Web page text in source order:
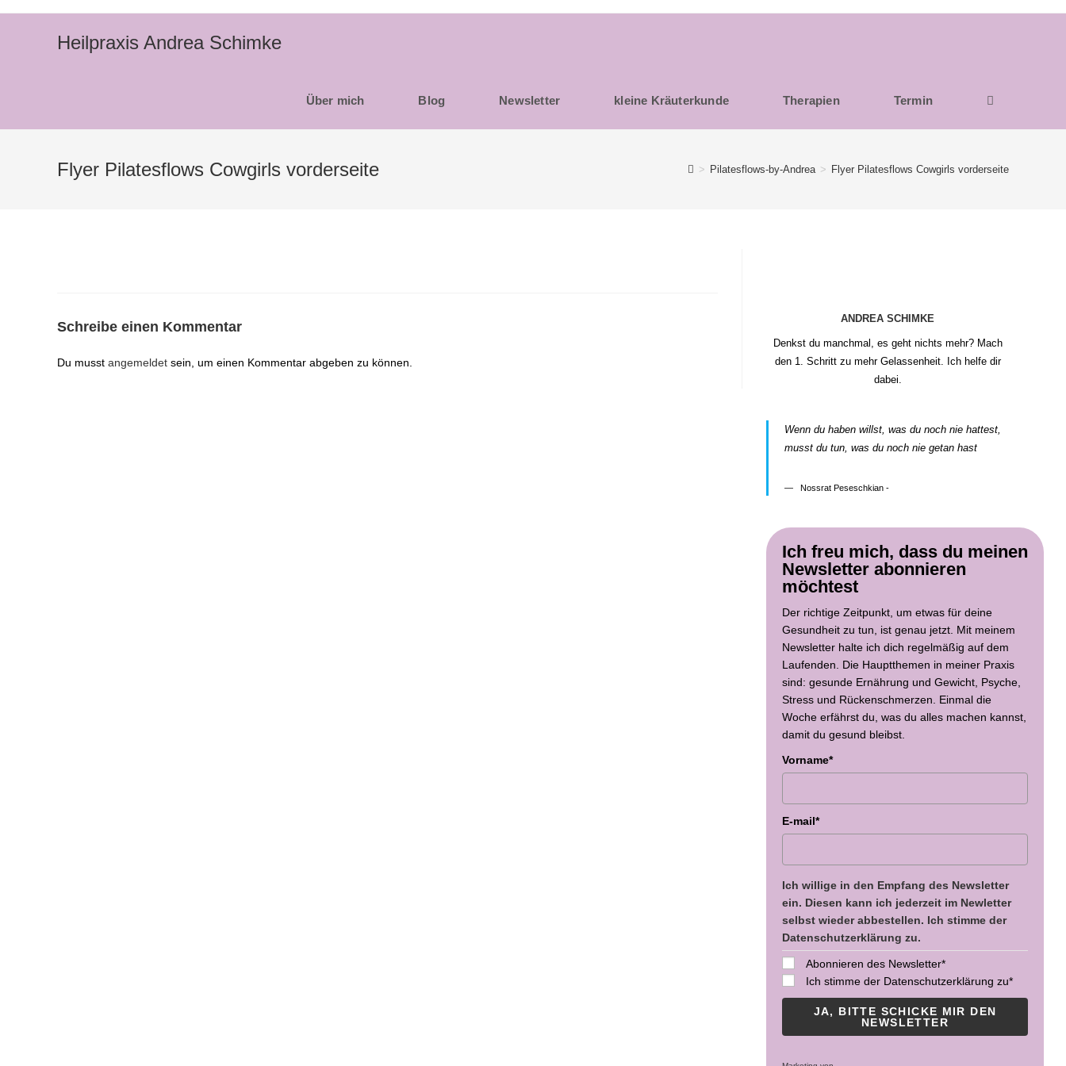
Heilpraxis Andrea Schimke
Über mich Blog Newsletter kleine Kräuterkunde Therapien Termin
Flyer Pilatesflows Cowgirls vorderseite > Pilatesflows-by-Andrea > Flyer Pilatesflows Cowgirls vorderseite
Schreibe einen Kommentar
Du musst angemeldet sein, um einen Kommentar abgeben zu können.
ANDREA SCHIMKE
Denkst du manchmal, es geht nichts mehr? Mach
den 1. Schritt zu mehr Gelassenheit. Ich helfe dir
dabei.
Wenn du haben willst, was du noch nie hattest,
musst du tun, was du noch nie getan hast
Nossrat Peseschkian -
Ich freu mich, dass du meinen
Newsletter abonnieren
möchtest
Der richtige Zeitpunkt, um etwas für deine
Gesundheit zu tun, ist genau jetzt. Mit meinem
Newsletter halte ich dich regelmäßig auf dem
Laufenden. Die Hauptthemen in meiner Praxis
sind: gesunde Ernährung und Gewicht, Psyche,
Stress und Rückenschmerzen. Einmal die
Woche erfährst du, was du alles machen kannst,
damit du gesund bleibst.
Vorname*
E-mail*
Ich willige in den Empfang des Newsletter
ein. Diesen kann ich jederzeit im Newletter
selbst wieder abbestellen. Ich stimme der
Datenschutzerklärung zu.
Abonnieren des Newsletter*
Ich stimme der Datenschutzerklärung zu*
JA, BITTE SCHICKE MIR DEN
NEWSLETTER